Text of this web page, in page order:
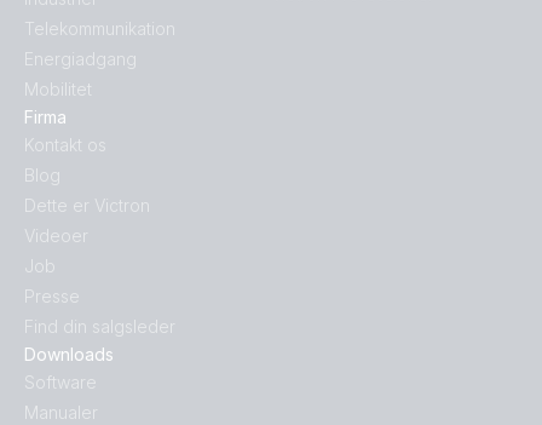
Downloads
Software
Manualer
Telekommunikation
Energiadgang
Mobilitet
Firma
Kontakt os
Blog
Dette er Victron
Videoer
Job
Presse
Find din salgsleder